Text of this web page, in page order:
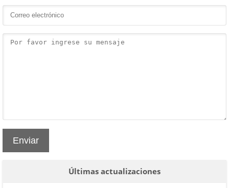
Enviar
Últimas actualizaciones